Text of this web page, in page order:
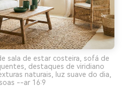
sala de estar costeira, sofá de
destaques de viridiano
naturais, luz suave do dia,
--ar 16:9